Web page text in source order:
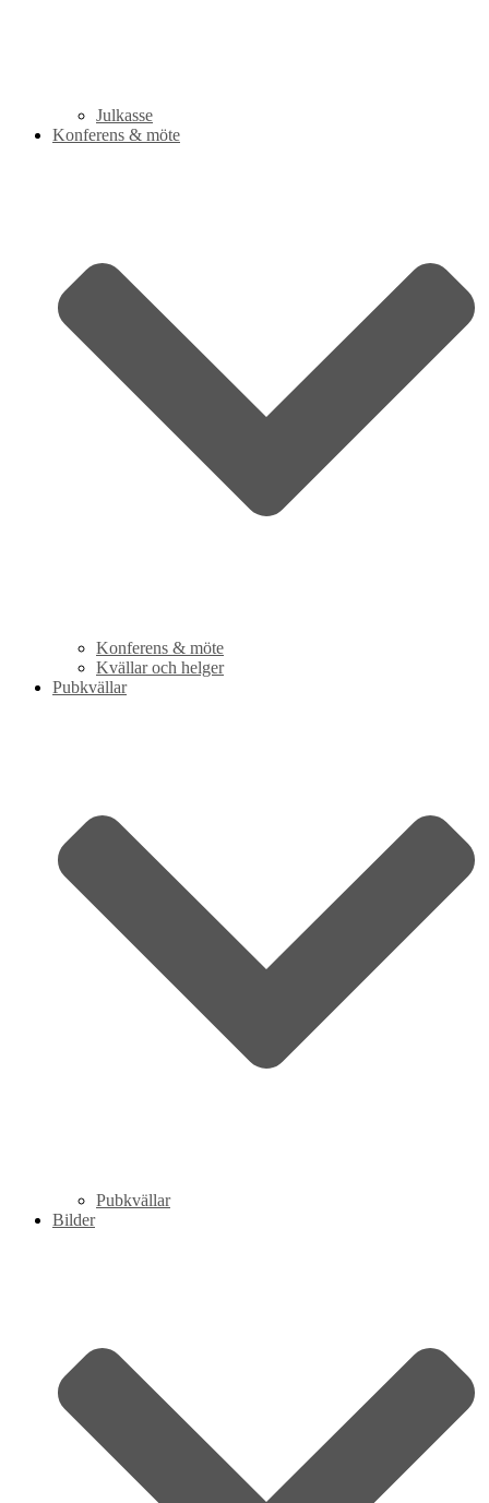
Julkasse
Konferens & möte
Konferens & möte
Kvällar och helger
Pubkvällar
Pubkvällar
Bilder